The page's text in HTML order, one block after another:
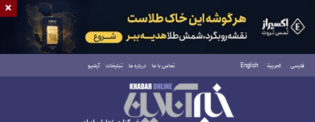
فارسی العربية English تماس با ما درباره ما تبلیغات آرشیو
جمعه ۱۶ مرداد ۱۴۰۵
×